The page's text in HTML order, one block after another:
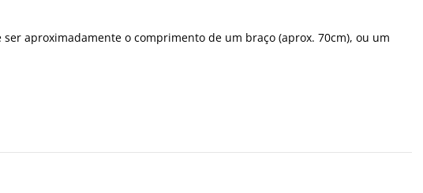
aproximadamente o comprimento de um braço (aprox. 70cm), ou um